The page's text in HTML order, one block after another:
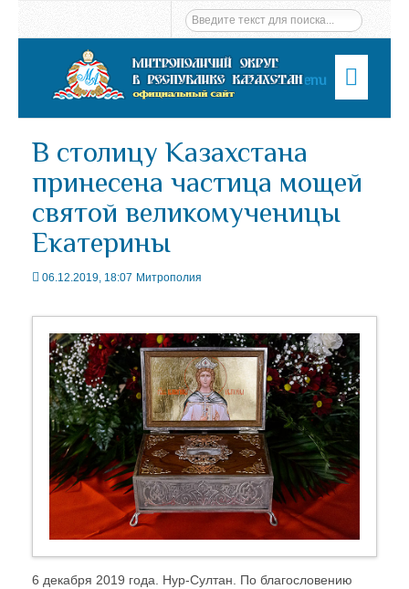
Menu
В столицу Казахстана
принесена частица мощей
святой великомученицы
Екатерины
06.12.2019, 18:07 Митрополия
6 декабря 2019 года. Нур-Султан. По благословению